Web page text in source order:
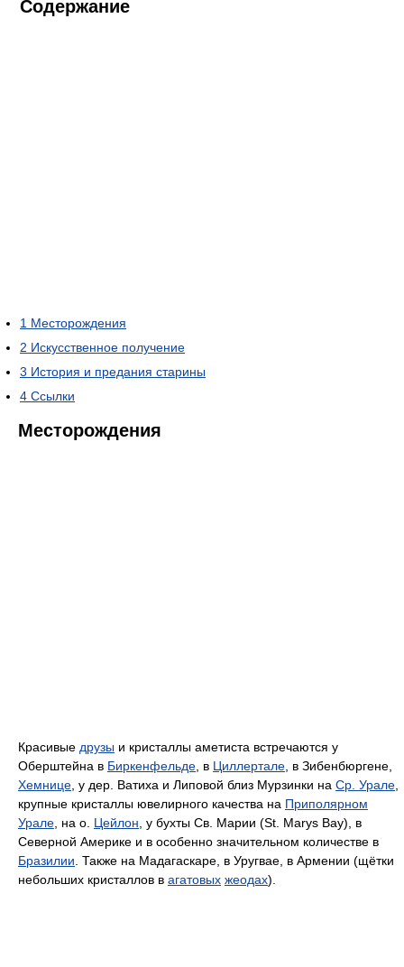
Содержание
1 Месторождения
2 Искусственное получение
3 История и предания старины
4 Ссылки
Месторождения
Красивые друзы и кристаллы аметиста встречаются у
Оберштейна в Биркенфельде , в Циллертале , в Зибенбюргене,
Хемнице , у дер. Ватиха и Липовой близ Мурзинки на Ср. Урале
крупные кристаллы ювелирного качества на Приполярном
Урале , на о. Цейлон , у бухты Св. Марии (St. Marys Bay), в
Северной Америке и в особенно значительном количестве в
Бразилии . Также на Мадагаскаре, в Уругвае, в Армении (щётки
небольших кристаллов в агатовых жеодах).